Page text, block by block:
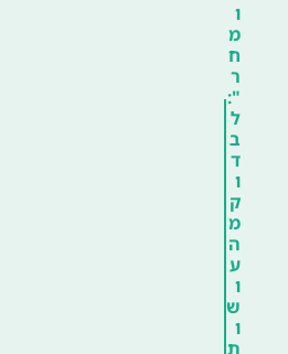
ו
מ
ח
ר
":
ל
ב
ד
ו
ק
מ
ה
ע
ו
ש
ו
ת